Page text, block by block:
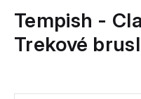
Tempish -
Trekové